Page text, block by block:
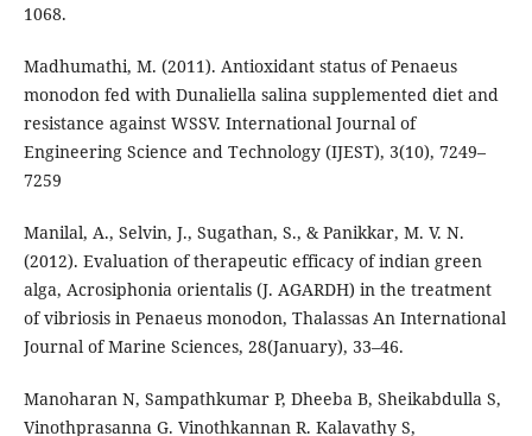
1068.
Madhumathi, M. (2011). Antioxidant status of Penaeus
monodon fed with Dunaliella salina supplemented diet and
resistance against WSSV. International Journal of
Engineering Science and Technology (IJEST), 3(10), 7249–
7259
Manilal, A., Selvin, J., Sugathan, S., & Panikkar, M. V. N.
(2012). Evaluation of therapeutic efficacy of indian green
alga, Acrosiphonia orientalis (J. AGARDH) in the treatment
of vibriosis in Penaeus monodon, Thalassas An International
Journal of Marine Sciences, 28(January), 33–46.
Manoharan N, Sampathkumar P, Dheeba B, Sheikabdulla S,
Vinothprasanna G. Vinothkannan R. Kalavathy S,